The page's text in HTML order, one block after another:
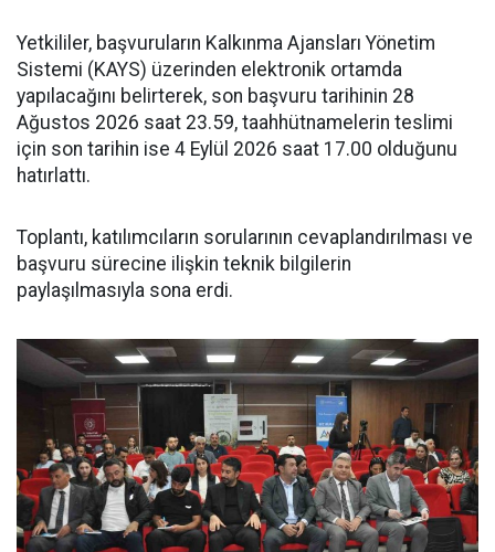
Yetkililer, başvuruların Kalkınma Ajansları Yönetim
Sistemi (KAYS) üzerinden elektronik ortamda
yapılacağını belirterek, son başvuru tarihinin 28
Ağustos 2026 saat 23.59, taahhütnamelerin teslimi
için son tarihin ise 4 Eylül 2026 saat 17.00 olduğunu
hatırlattı.
Toplantı, katılımcıların sorularının cevaplandırılması ve
başvuru sürecine ilişkin teknik bilgilerin
paylaşılmasıyla sona erdi.